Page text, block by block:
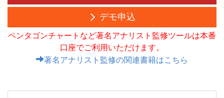
デモ申込
ペンタゴンチャートなど著名アナリスト監修ツールは本番
口座でご利用いただけます。
著名アナリスト監修の関連書籍はこちら